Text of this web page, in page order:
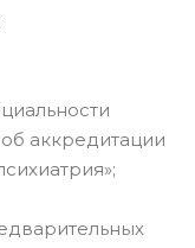
аккредитации